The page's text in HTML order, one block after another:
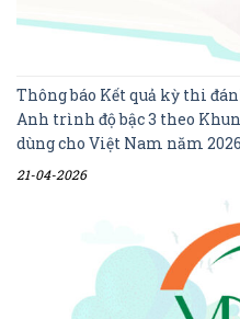
Thông báo Kết quả kỳ thi
Anh trình độ bậc 3 theo
dùng cho Việt Nam năm
21-04-2026